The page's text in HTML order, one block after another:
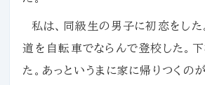
私は、同級生の男子に初恋をした
道を自転車でならんで登校した。
た。あっというまに家に帰りつくの